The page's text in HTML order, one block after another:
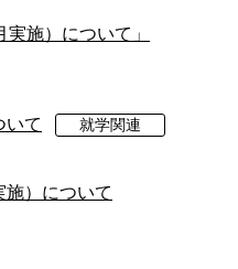
実施）について」
いて
就学関連
）について